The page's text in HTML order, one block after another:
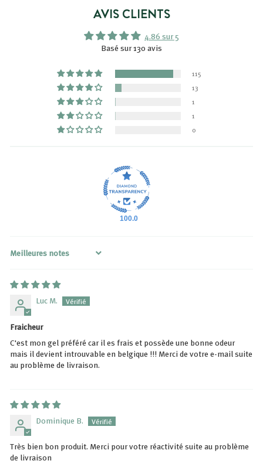
r
e
3
,
8
9
AVIS CLIENTS
4.86 sur 5
Basé sur 130 avis
115
13
1
1
0
100.0
Sort by
Luc M.
Fraicheur
C'est mon gel préféré car il es frais et possède une bonne odeur
mais il devient introuvable en belgique !!! Merci de votre e-mail suite
au problème de livraison.
Dominique B.
Très bien bon produit. Merci pour votre réactivité suite au problème
de livraison